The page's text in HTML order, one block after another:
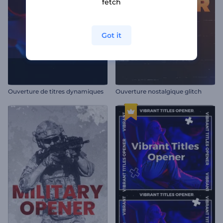
Ouverture de titres dynamiques Ouverture nostalgique glitch
Got it